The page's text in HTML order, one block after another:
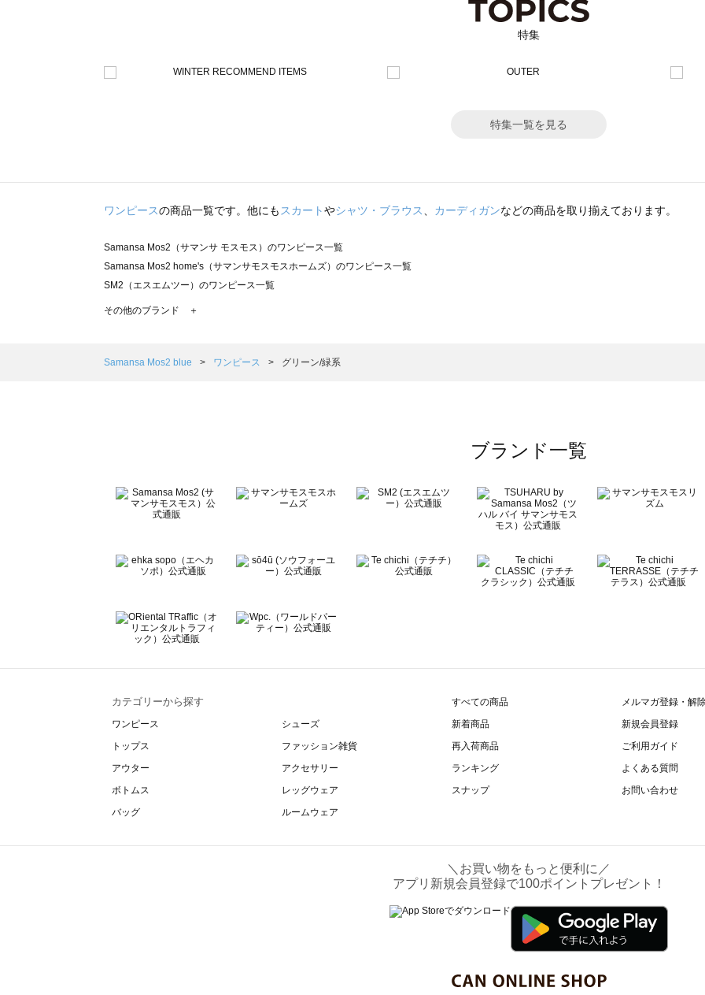
特集
特集一覧を見る
ワンピースの商品一覧です。他にも スカートやシャツ・ブラウス カーディガンなどの商品を取り揃えております。
Samansa Mos2（サマンサ モスモス）のワンピース一覧
Samansa Mos2 home's（サマンサモスモスホームズ）のワンピース一覧
SM2（エスエムツー）のワンピース一覧
TSUHARU by Samansa Mos2（ツハルバイサマンサモスモス）のワンピース一覧
Samansa Mos2 Lagom（サマンサモスモス ラーゴム）のワンピース一覧
BETTY'S BLUE（べティーズブルー）のワンピース一覧
Wpc.（ワールドパーティー）のワンピース一覧
その他のブランド ＋
Samansa Mos2 blue ワンピース グリーン/緑系
ブランド一覧
カテゴリーから探す
ワンピース
トップス
アウター
ボトムス
バッグ
シューズ
ファッション雑貨
アクセサリー
レッグウェア
ルームウェア
すべての商品
新着商品
再入荷商品
ランキング
スナップ
メルマガ登録・解
新規会員登録
ご利用ガイド
よくある質問
お問い合わせ
＼お買い物をもっと便利に／
アプリ新規会員登録で100ポイントプレゼント！